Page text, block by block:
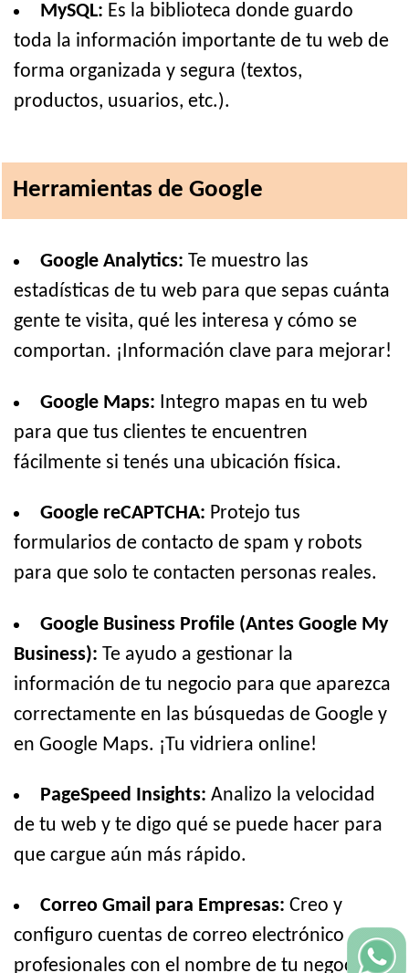
MySQL: Es la biblioteca donde guardo
toda la información importante de tu web de
forma organizada y segura (textos,
productos, usuarios, etc.).
Herramientas de Google
Google Analytics: Te muestro las
estadísticas de tu web para que sepas cuánta
gente te visita, qué les interesa y cómo se
comportan. ¡Información clave para mejorar!
Google Maps: Integro mapas en tu web
para que tus clientes te encuentren
fácilmente si tenés una ubicación física.
Google reCAPTCHA: Protejo tus
formularios de contacto de spam y robots
para que solo te contacten personas reales.
Google Business Profile (Antes Google My
Business): Te ayudo a gestionar la
información de tu negocio para que aparezca
correctamente en las búsquedas de Google y
en Google Maps. ¡Tu vidriera online!
PageSpeed Insights: Analizo la velocidad
de tu web y te digo qué se puede hacer para
que cargue aún más rápido.
Correo Gmail para Empresas: Creo y
configuro cuentas de correo electrónico
profesionales con el nombre de tu negocio